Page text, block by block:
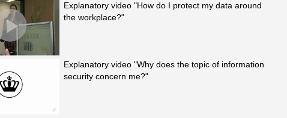
Explanatory video "How do I protect my data around
the workplace?"
Explanatory video "Why does the topic of information
security concern me?"